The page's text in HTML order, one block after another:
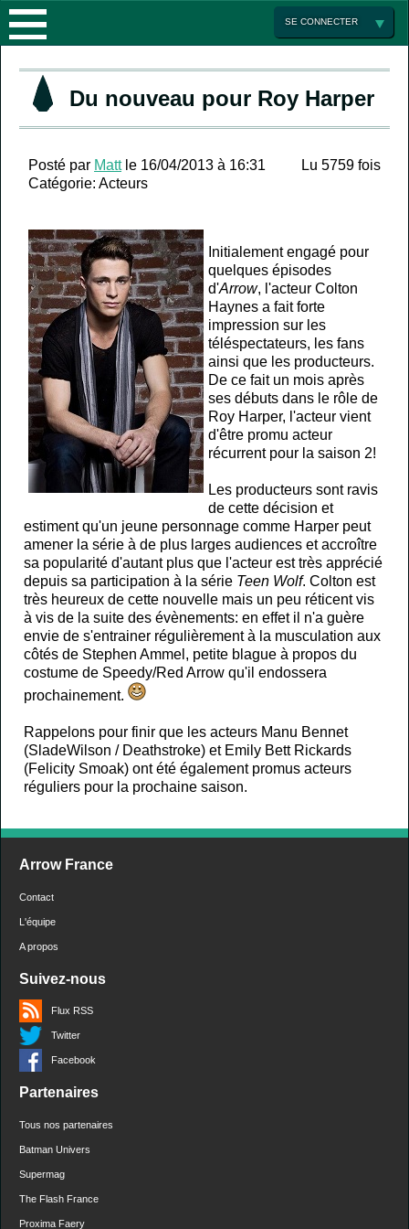
SE CONNECTER
ACTUALITÉS
LES
SAISONS
SAISON
2
SÉRIE
ACTEURS
LA
LISTE
GALERIE
PHOTO
MINI
JEUX
ARROW
FRANCE
FORUM
PARTENAIRES
EQUIPE
CONTACT
Du nouveau pour Roy Harper
Lu 5759 fois
Posté par Mattle 16/04/2013 à 16:31
Catégorie: Acteurs
Initialement engagé pour
quelques épisodes
d'Arrow, l'acteur Colton
Haynes a fait forte
impression sur les
téléspectateurs, les fans
ainsi que les producteurs.
De ce fait un mois après
ses débuts dans le rôle de
Roy Harper, l'acteur vient
d'être promu acteur
récurrent pour la saison 2!
Les producteurs sont ravis
de cette décision et
estiment qu'un jeune personnage comme Harper peut
amener la série à de plus larges audiences et accroître
sa popularité d'autant plus que l'acteur est très apprécié
depuis sa participation à la série Teen Wolf. Colton est
très heureux de cette nouvelle mais un peu réticent vis
à vis de la suite des évènements: en effet il n'a guère
envie de s'entrainer régulièrement à la musculation aux
côtés de Stephen Ammel, petite blague à propos du
costume de Speedy/Red Arrow qu'il endossera
prochainement.
Rappelons pour finir que les acteurs Manu Bennet
(SladeWilson / Deathstroke) et Emily Bett Rickards
(Felicity Smoak) ont été également promus acteurs
réguliers pour la prochaine saison.
Arrow France
Contact
L'équipe
A propos
Suivez-nous
Flux RSS
Twitter
Facebook
Partenaires
Tous nos partenaires
Batman Univers
Supermag
The Flash France
Proxima Faery